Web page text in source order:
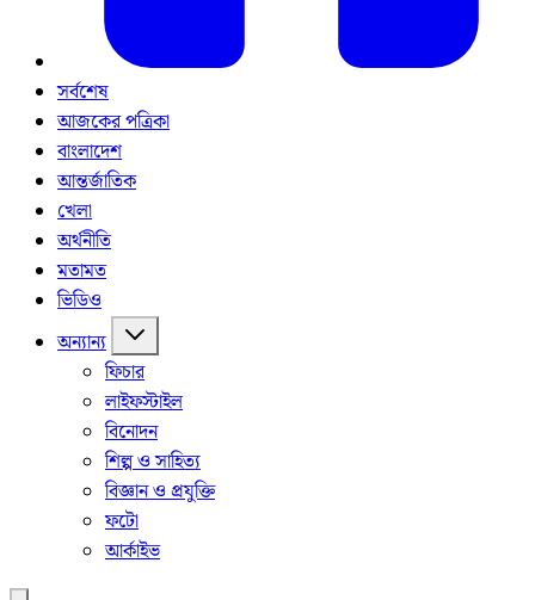
সর্বশেষ
আজকের পত্রিকা
বাংলাদেশ
আন্তর্জাতিক
খেলা
অর্থনীতি
মতামত
ভিডিও
অন্যান্য
ফিচার
লাইফস্টাইল
বিনোদন
শিল্প ও সাহিত্য
বিজ্ঞান ও প্রযুক্তি
ফটো
আর্কাইভ